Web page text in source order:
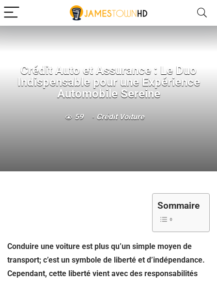
Crédit Auto et Assurance : Le Duo
Indispensable pour une Expérience
Automobile Sereine
59 Crédit Voiture
Sommaire
Conduire une voiture est plus qu’un simple moyen de
transport; c’est un symbole de liberté et d’indépendance.
Cependant, cette liberté vient avec des responsabilités